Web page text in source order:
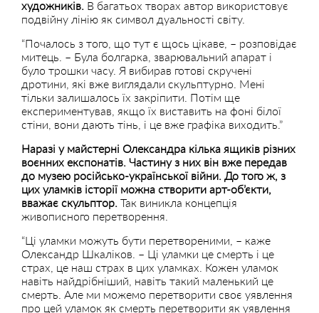
художників. В багатьох творах автор використовує
подвійну лінію як символ дуальності світу.
“Почалось з того, що тут є щось цікаве, – розповідає
митець. – Була болгарка, зварювальний апарат і
було трошки часу. Я вибирав готові скручені
дротини, які вже виглядали скульптурно. Мені
тільки залишалось їх закріпити. Потім ще
експериментував, якщо їх виставить на фоні білої
стіни, вони дають тінь, і це вже графіка виходить.”
Наразі у майстерні Олександра кілька ящиків різних
воєнних експонатів. Частину з них він вже передав
до музею російсько-української війни. До того ж, з
цих уламків історії можна створити арт-об’єкти,
вважає скульптор. Так виникла концепція
живописного перетворення.
“Ці уламки можуть бути перетвореними, – каже
Олександр Шкаліков. – Ці уламки це смерть і це
страх, це наш страх в цих уламках. Кожен уламок
навіть найдрібніший, навіть такий маленький це
смерть. Але ми можемо перетворити своє уявлення
про цей уламок як смерть перетворити як уявлення